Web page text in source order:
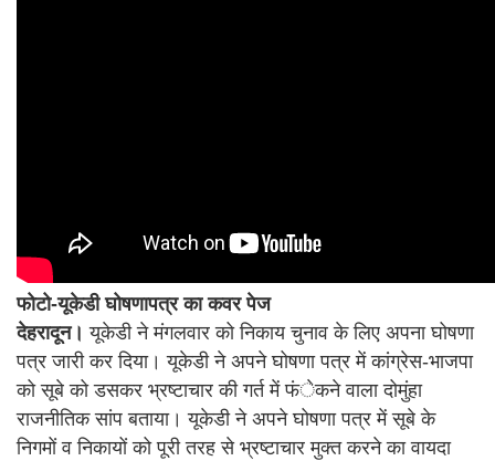
फोटो-यूकेडी घोषणापत्र का कवर पेज
देहरादून। यूकेडी ने मंगलवार को निकाय चुनाव के लिए अपना घोषणा
पत्र जारी कर दिया। यूकेडी ने अपने घोषणा पत्र में कांग्रेस-भाजपा
को सूबे को डसकर भ्रष्टाचार की गर्त में फंेकने वाला दोमुंहा
राजनीतिक सांप बताया। यूकेडी ने अपने घोषणा पत्र में सूबे के
निगमों व निकायों को पूरी तरह से भ्रष्टाचार मुक्त करने का वायदा